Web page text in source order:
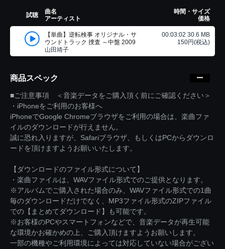
試聴
曲名
アーティスト
時間・サイズ
価格
【単曲】逆転検事 オリジナル・サ
ウンドトラック 捜査 ～中盤 2009
山田靖子
00:03:02 30.6 MB
150円(税込)
商品スペック
■ご注意事項 ＜音楽データをご購入頂く前にご確認ください＞
・iPhoneをご利用のお客様へ
iPhoneでGoogle Chromeブラウザをご利用の場合は、楽曲ファ
イルのダウンロードが行えません。
誠に恐れ入りますが、Safariブラウザ、もしくはPCからダウンロ
ードを頂けますようお願いいたします。
【ダウンロードのファイル形式について】
・楽曲ファイルは、WAVファイル形式でのご提供となります。
※アルバムでご購入された場合のみ、WAVファイル形式での1曲
毎のダウンロードだけでなく、MP3ファイル形式のZIPファイル
での【まとめてダウンロード】も可能です。
※お客様のPCやスマートフォンなどで、音楽データが再生可能
な環境かお確かめの上、ご購入頂けますようお願いします。
一部の機種やご利用環境によっては対応していない場合がござい